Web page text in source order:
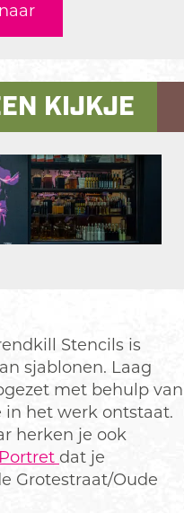
KIJKJE
Stencils is
sjablonen. Laag
met behulp van
in het werk ontstaat.
herken je ook
dat je
Grotestraat/Oude